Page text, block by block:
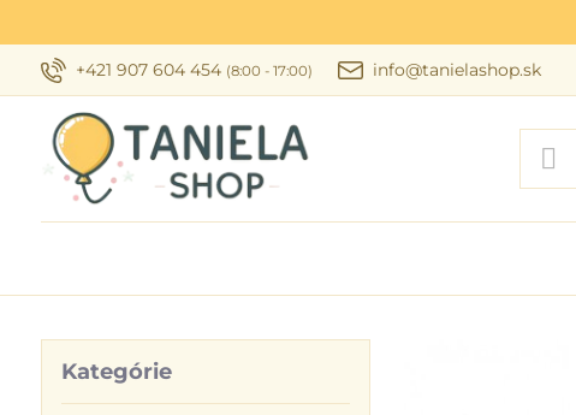
+421 907 604 454 (8:00 - 17:00) info@tanielashop.sk
Kategórie